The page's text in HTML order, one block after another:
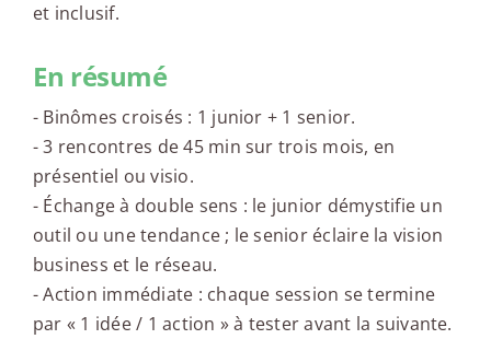
et inclusif.
En résumé
- Binômes croisés : 1 junior + 1 senior.
- 3 rencontres de 45 min sur trois mois, en
présentiel ou visio.
- Échange à double sens : le junior démystifie un
outil ou une tendance ; le senior éclaire la vision
business et le réseau.
- Action immédiate : chaque session se termine
par « 1 idée / 1 action » à tester avant la suivante.